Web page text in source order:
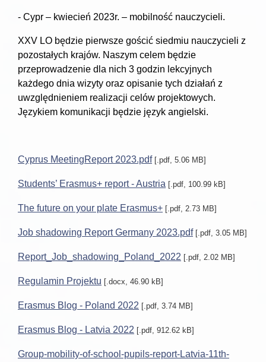
- Cypr – kwiecień 2023r. – mobilność nauczycieli.
XXV LO będzie pierwsze gościć siedmiu nauczycieli z
pozostałych krajów. Naszym celem będzie
przeprowadzenie dla nich 3 godzin lekcyjnych
każdego dnia wizyty oraz opisanie tych działań z
uwzględnieniem realizacji celów projektowych.
Językiem komunikacji będzie język angielski.
Cyprus MeetingReport 2023.pdf[.pdf, 5.06 MB]
Students’ Erasmus+ report - Austria [.pdf, 100.99 kB]
The future on your plate Erasmus+ [.pdf, 2.73 MB]
Job shadowing Report Germany 2023.pdf[.pdf, 3.05 MB]
Report_Job_shadowing_Poland_2022 [.pdf, 2.02 MB]
Regulamin Projektu [.docx, 46.90 kB]
Erasmus Blog - Poland 2022 [.pdf, 3.74 MB]
Erasmus Blog - Latvia 2022 [.pdf, 912.62 kB]
Group-mobility-of-school-pupils-report-Latvia-11th-